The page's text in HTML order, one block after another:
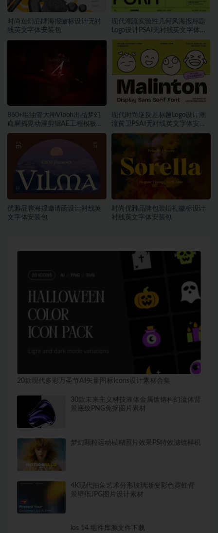
时尚迷幻品牌海报徽标设计无衬
线英文字体安装包
现代潮流实验性几何风海报标题
Logo设计PSAI无衬线英文字体安
装包
860+组油管大神Viboh出品梦幻
血腥摇晃动漫剪辑AE工程模板预
设叠加视频音效字体素材包
现代时尚逆反差标题Logo设计潮
流前卫PSAI无衬线英文字体安装
包素材
优雅品牌海报邀请函设计衬线英
文字体安装包
时尚优雅品牌包装婚礼徽标设计
衬线英文字体安装包
20款现代多彩万圣节AI矢量图标Icons设计素材合集
30款未来主义科技液体金属镀铬科幻流体背
景底纹PNG免抠图片素材
梦幻颗粒运动模糊照片效果PS特效滤镜样机
4K现代抽象艺术分形玻璃渐变彩色霓虹背
景壁纸JPG图片设计素材
ios 14 组件库源文件下载